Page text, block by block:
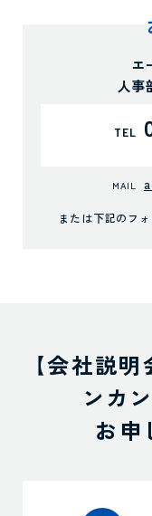
エ
人事
TEL
MAIL
または下記のフ
【会社説
ンカ
お申